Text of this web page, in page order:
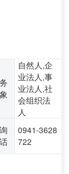
自然人,企
业法人,事
业法人,社
会组织法
人
0941-3628
722